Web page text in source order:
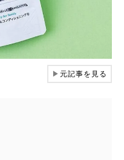
▶元記事を見る